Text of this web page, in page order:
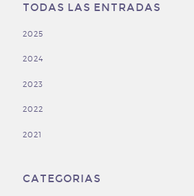
TODAS LAS ENTRADAS
2025
2024
2023
2022
2021
CATEGORIAS